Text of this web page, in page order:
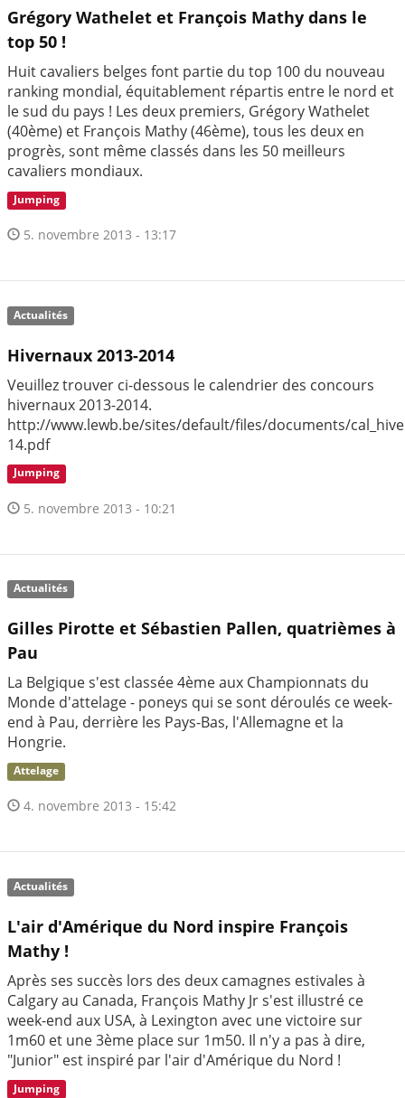
Grégory Wathelet et François Mathy dans le
top 50 !
Huit cavaliers belges font partie du top 100 du nouveau
ranking mondial, équitablement répartis entre le nord et
le sud du pays ! Les deux premiers, Grégory Wathelet
(40ème) et François Mathy (46ème), tous les deux en
progrès, sont même classés dans les 50 meilleurs
cavaliers mondiaux.
Jumping
5. novembre 2013 - 13:17
Actualités
Hivernaux 2013-2014
Veuillez trouver ci-dessous le calendrier des concours
hivernaux 2013-2014.
http://www.lewb.be/sites/default/files/documents/
14.pdf
Jumping
5. novembre 2013 - 10:21
Actualités
Gilles Pirotte et Sébastien Pallen, quatrièmes à
Pau
La Belgique s'est classée 4ème aux Championnats du
Monde d'attelage - poneys qui se sont déroulés ce week-
end à Pau, derrière les Pays-Bas, l'Allemagne et la
Hongrie.
Attelage
4. novembre 2013 - 15:42
Actualités
L'air d'Amérique du Nord inspire François
Mathy !
Après ses succès lors des deux camagnes estivales à
Calgary au Canada, François Mathy Jr s'est illustré ce
week-end aux USA, à Lexington avec une victoire sur
1m60 et une 3ème place sur 1m50. Il n'y a pas à dire,
"Junior" est inspiré par l'air d'Amérique du Nord !
Jumping